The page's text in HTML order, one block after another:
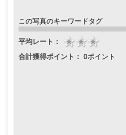
この写真のキーワードタグ
平均レート：
合計獲得ポイント： 0ポイント